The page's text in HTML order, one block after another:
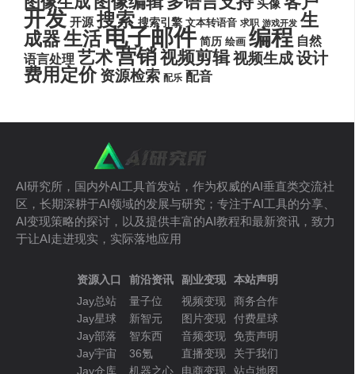
头像
开发 开源 搜索 搜索引擎 文本转语音 求职 游戏开发 生
成器生活电子邮件 简历 绘画 编程 自然
语言处理 艺术营销视频剪辑视频生成设计
费用定价 资源检索 配乐 配音
AI研究所，国内外AI工具首发站，作为权威的AI垂直类交流社
区，长期深耕于AI领域的发展与研究；专注于AI工具的分享、
AI变现策略的探讨，以及提供丰富的AI教程和最新资讯，致力
于让AI走进现实，实际落地应用
资源入口
Jay总站
Jay星球
Jay部落
Jay宇宙
Jay仓库
前沿资讯
量子位
新智元
智东西
36氪
机器之心
副业变现
视频变现
图片变现
音频变现
直播变现
电商变现
本站声明
商务合作
付费星球
免责声明
关于我们
站点地图